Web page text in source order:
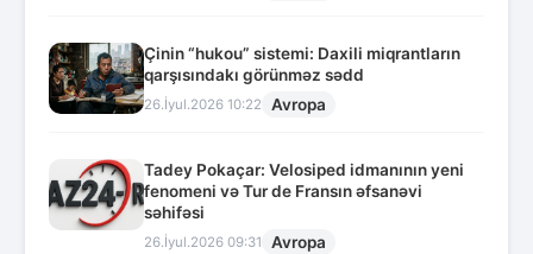
Çinin “hukou” sistemi: Daxili miqrantların
qarşısındakı görünməz sədd
26.İyul.2026 10:22 Avropa
Tadey Pokaçar: Velosiped idmanının yeni
fenomeni və Tur de Fransın əfsanəvi
səhifəsi
26.İyul.2026 09:31 Avropa